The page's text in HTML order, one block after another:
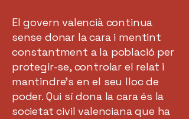
El govern valencià continua
sense donar la cara i mentint
constantment a la població per
protegir-se, controlar el relat i
mantindre’s en el seu lloc de
poder. Qui sí dona la cara és la
societat civil valenciana que ha